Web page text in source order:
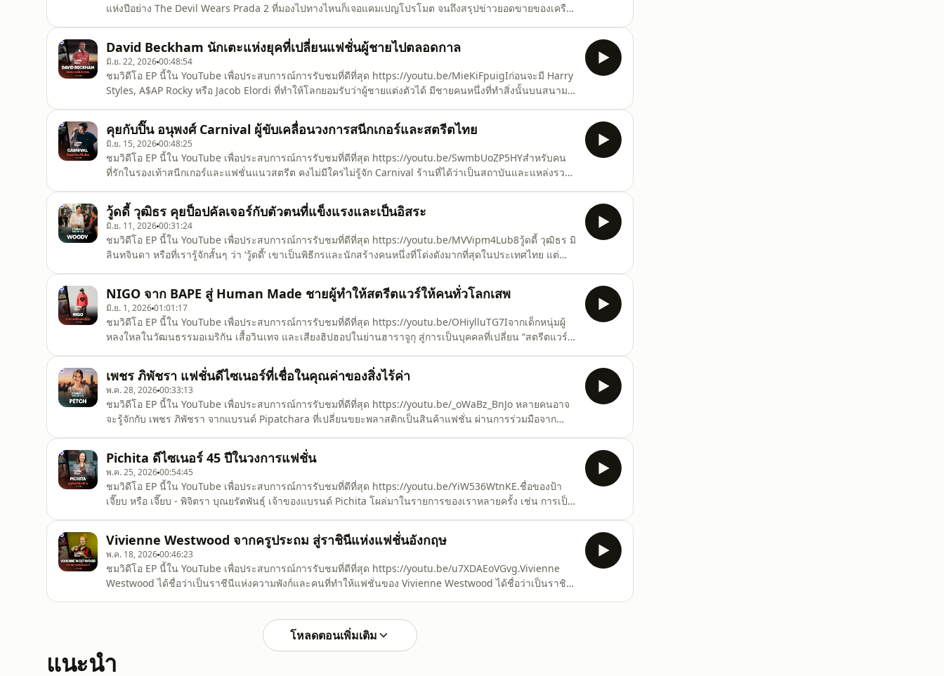
แห่งปีอย่าง The Devil Wears Prada 2 ที่มองไปทางไหนก็เจอแคมเปญโปรโมต จนถึงสรุปข่าวยอดขายของเครือ
ทุกช่องทางสตรีมมิ่งและ YouTube ของ THE STANDARD POP#7ThingsWeLoveAbout#TheStandardPop
David Beckham นักเตะแห่งยุคที่เปลี่ยนแฟชั่นผู้ชายไปตลอดกาล
มิ.ย. 22, 202600:48:54
ชมวิดีโอ EP นี้ใน YouTube เพื่อประสบการณ์การรับชมที่ดีที่สุด https://youtu.be/MieKiFpuigIก่อนจะมี Harry
Styles, A$AP Rocky หรือ Jacob Elordi ที่ทำให้โลกยอมรับว่าผู้ชายแต่งตัวได้ มีชายคนหนึ่งที่ทำสิ่งนั้นบนสนาม
ต้องจับตา ตั้งแต่ทรงผมที่บ่งบอกตัวตนกลางสนาม แฟชั่นเข้าคู่กับภรรยาอย่าง Victoria Beckham
คุยกับปิ๊น อนุพงศ์ Carnival ผู้ขับเคลื่อนวงการสนีกเกอร์และสตรีตไทย
มิ.ย. 15, 202600:48:25
ชมวิดีโอ EP นี้ใน YouTube เพื่อประสบการณ์การรับชมที่ดีที่สุด https://youtu.be/SwmbUoZP5HYสำหรับคน
ที่รักในรองเท้าสนีกเกอร์และแฟชั่นแนวสตรีต คงไม่มีใครไม่รู้จัก Carnival ร้านที่ได้ว่าเป็นสถาบันและแหล่งรวม
เท้ารุ่นหายาก และแบรนด์แฟชั่นไลฟ์สไตล์ที่ร่วมงานกับแบรนด์ระดับโลกตั้งแต่ Adidas จนถึง Asics7 Thing
วู้ดดี้ วุฒิธร คุยป็อปคัลเจอร์กับตัวตนที่แข็งแรงและเป็นอิสระ
มิ.ย. 11, 202600:31:24
ชมวิดีโอ EP นี้ใน YouTube เพื่อประสบการณ์การรับชมที่ดีที่สุด https://youtu.be/MVVipm4Lub8วู้ดดี้ วุฒิธร มิ
ลินทจินดา หรือที่เรารู้จักสั้นๆ ว่า ‘วู้ดดี้’ เขาเป็นพิธีกรและนักสร้างคนหนึ่งที่โด่งดังมากที่สุดในประเทศไทย แต่
บนเวทีในฐานะนักแสดง เมืองที่ไม่เคยหลับใหลสอนให้เขารู้จักตัวเอง และพาเขากลับ
NIGO จาก BAPE สู่ Human Made ชายผู้ทำให้สตรีตแวร์ให้คนทั่วโลกเสพ
มิ.ย. 1, 202601:01:17
ชมวิดีโอ EP นี้ใน YouTube เพื่อประสบการณ์การรับชมที่ดีที่สุด https://youtu.be/OHiylluTG7Iจากเด็กหนุ่มผู้
หลงใหลในวัฒนธรรมอเมริกัน เสื้อวินเทจ และเสียงฮิปฮอปในย่านฮาราจูกุ สู่การเป็นบุคคลที่เปลี่ยน “สตรีตแวร์”
ยุค 2000s และกลายเป็นแรงบันดาลใจให้ศิลปิน ดีไซเนอร์ และแบรนด์รุ่นใหม่ทั่วโลก จาก Human Made
เพชร ภิพัชรา แฟชั่นดีไซเนอร์ที่เชื่อในคุณค่าของสิ่งไร้ค่า
พ.ค. 28, 202600:33:13
ชมวิดีโอ EP นี้ใน YouTube เพื่อประสบการณ์การรับชมที่ดีที่สุด https://youtu.be/_oWaBz_BnJo หลายคนอาจ
จะรู้จักกับ เพชร ภิพัชรา จากแบรนด์ Pipatchara ที่เปลี่ยนขยะพลาสติกเป็นสินค้าแฟชั่น ผ่านการร่วมมือจาก
Us ในตอนที่ 2 จะพาย้อนไปคุยกับคนสนิทของทั้งสองโฮสต์ ในบรรยากาศที่เป็นกันเอง และพาผู้ชมทำความรู้จักกับ
เพ
Pichita ดีไซเนอร์ 45 ปีในวงการแฟชั่น
พ.ค. 25, 202600:54:45
ชมวิดีโอ EP นี้ใน YouTube เพื่อประสบการณ์การรับชมที่ดีที่สุด https://youtu.be/YiW536WtnKE.ชื่อของป้า
เจี๊ยบ หรือ เจี๊ยบ - พิจิตรา บุณยรัตพันธุ์ เจ้าของแบรนด์ Pichita โผล่มาในรายการของเราหลายครั้ง เช่น การเป็น
วันนี้เราได้ดีไซเนอร์ระดับตำนานของเมืองไทยมาร่วมรายการ.มาทำความรู้จักกับเส้นทางแฟชั่นที่เร
Vivienne Westwood จากครูประถม สู่ราชินีแห่งแฟชั่นอังกฤษ
พ.ค. 18, 202600:46:23
ชมวิดีโอ EP นี้ใน YouTube เพื่อประสบการณ์การรับชมที่ดีที่สุด https://youtu.be/u7XDAEoVGvg.Vivienne
Westwood ได้ชื่อว่าเป็นราชีนีแห่งความพังก์และคนที่ทำให้แฟชั่นของ Vivienne Westwood ได้ชื่อว่าเป็นราชินี
โหลดตอนเพิ่มเติม
แนะนำ